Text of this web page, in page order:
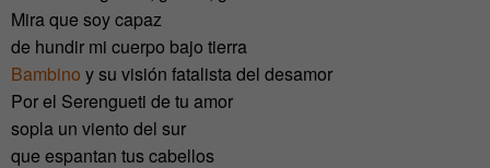
Mira que soy capaz
de hundir mi cuerpo bajo tierra
Bambino y su visión fatalista del desamor
Por el Serengueti de tu amor
sopla un viento del sur
que espantan tus cabellos